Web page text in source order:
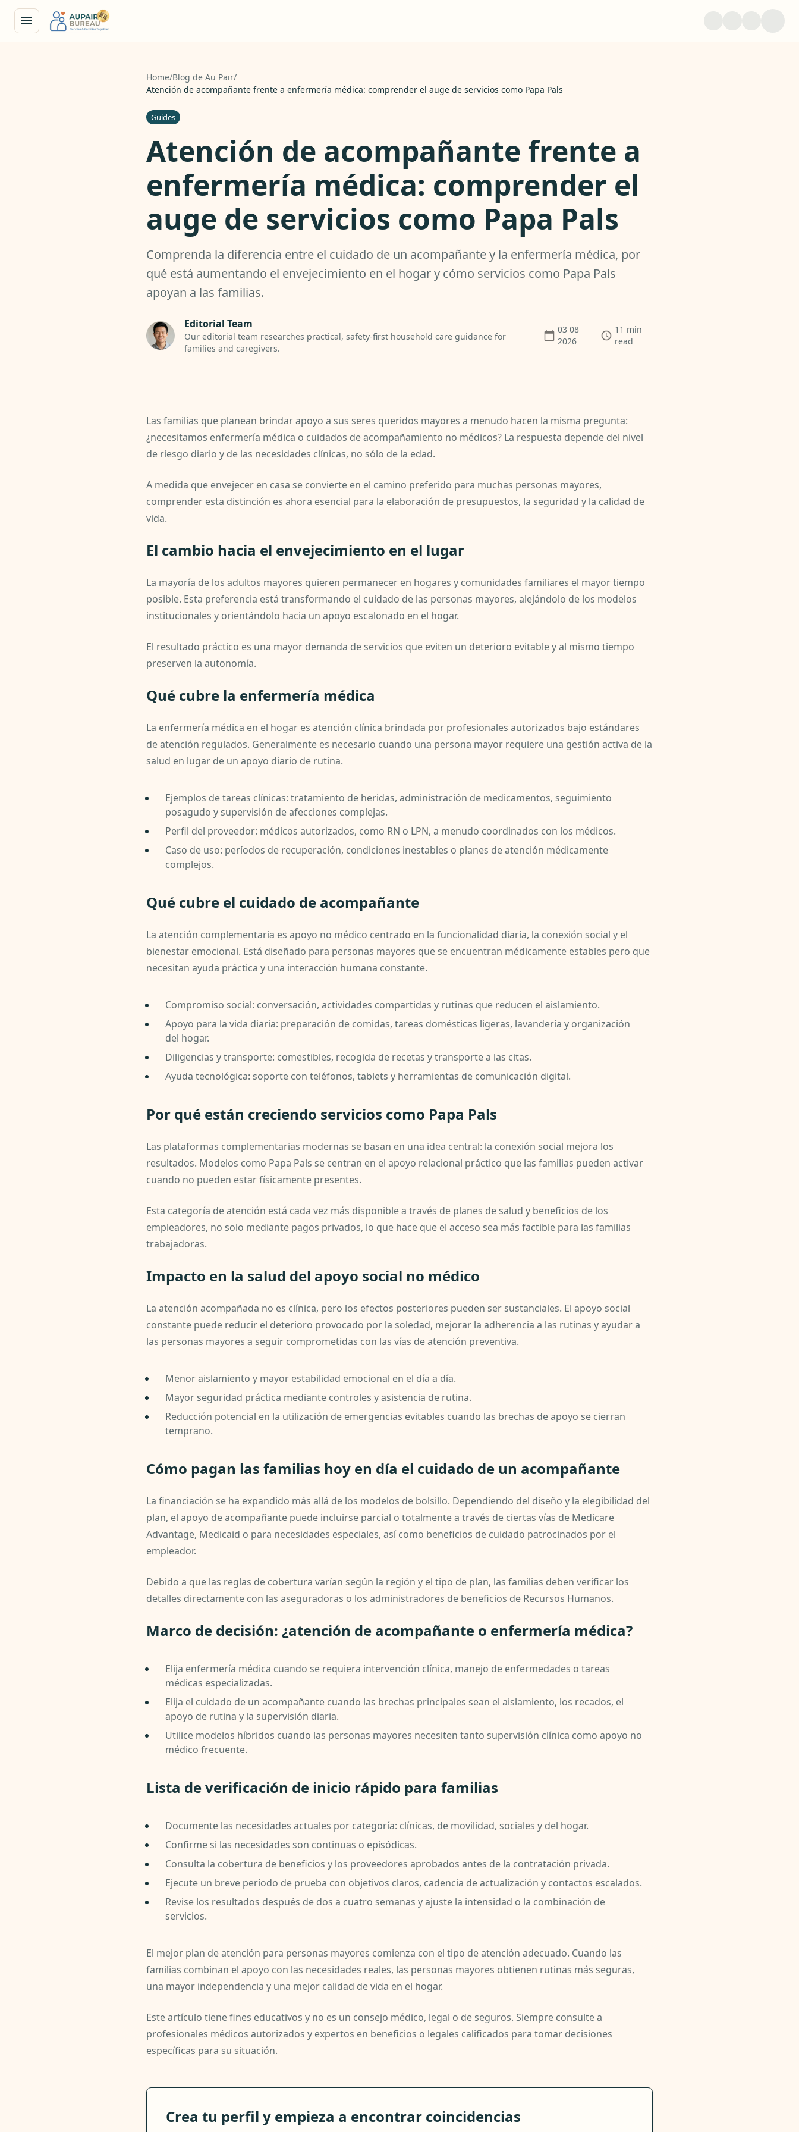
Home/Blog de Au Pair/
Atención de acompañante frente a enfermería médica: comprender el auge de servicios como Papa Pals
Guides
Atención de acompañante frente a
enfermería médica: comprender el
auge de servicios como Papa Pals
Comprenda la diferencia entre el cuidado de un acompañante y la enfermería médica, por
qué está aumentando el envejecimiento en el hogar y cómo servicios como Papa Pals
apoyan a las familias.
Editorial Team
Our editorial team researches practical, safety-first household care guidance for
families and caregivers.
03 08
2026
11 min
read
Las familias que planean brindar apoyo a sus seres queridos mayores a menudo hacen la misma pregunta:
¿necesitamos enfermería médica o cuidados de acompañamiento no médicos? La respuesta depende del nivel
de riesgo diario y de las necesidades clínicas, no sólo de la edad.
A medida que envejecer en casa se convierte en el camino preferido para muchas personas mayores,
comprender esta distinción es ahora esencial para la elaboración de presupuestos, la seguridad y la calidad de
vida.
El cambio hacia el envejecimiento en el lugar
La mayoría de los adultos mayores quieren permanecer en hogares y comunidades familiares el mayor tiempo
posible. Esta preferencia está transformando el cuidado de las personas mayores, alejándolo de los modelos
institucionales y orientándolo hacia un apoyo escalonado en el hogar.
El resultado práctico es una mayor demanda de servicios que eviten un deterioro evitable y al mismo tiempo
preserven la autonomía.
Qué cubre la enfermería médica
La enfermería médica en el hogar es atención clínica brindada por profesionales autorizados bajo estándares
de atención regulados. Generalmente es necesario cuando una persona mayor requiere una gestión activa de la
salud en lugar de un apoyo diario de rutina.
Ejemplos de tareas clínicas: tratamiento de heridas, administración de medicamentos, seguimiento
posagudo y supervisión de afecciones complejas.
Perfil del proveedor: médicos autorizados, como RN o LPN, a menudo coordinados con los médicos.
Caso de uso: períodos de recuperación, condiciones inestables o planes de atención médicamente
complejos.
Qué cubre el cuidado de acompañante
La atención complementaria es apoyo no médico centrado en la funcionalidad diaria, la conexión social y el
bienestar emocional. Está diseñado para personas mayores que se encuentran médicamente estables pero que
necesitan ayuda práctica y una interacción humana constante.
Compromiso social: conversación, actividades compartidas y rutinas que reducen el aislamiento.
Apoyo para la vida diaria: preparación de comidas, tareas domésticas ligeras, lavandería y organización
del hogar.
Diligencias y transporte: comestibles, recogida de recetas y transporte a las citas.
Ayuda tecnológica: soporte con teléfonos, tablets y herramientas de comunicación digital.
Por qué están creciendo servicios como Papa Pals
Las plataformas complementarias modernas se basan en una idea central: la conexión social mejora los
resultados. Modelos como Papa Pals se centran en el apoyo relacional práctico que las familias pueden activar
cuando no pueden estar físicamente presentes.
Esta categoría de atención está cada vez más disponible a través de planes de salud y beneficios de los
empleadores, no solo mediante pagos privados, lo que hace que el acceso sea más factible para las familias
trabajadoras.
Impacto en la salud del apoyo social no médico
La atención acompañada no es clínica, pero los efectos posteriores pueden ser sustanciales. El apoyo social
constante puede reducir el deterioro provocado por la soledad, mejorar la adherencia a las rutinas y ayudar a
las personas mayores a seguir comprometidas con las vías de atención preventiva.
Menor aislamiento y mayor estabilidad emocional en el día a día.
Mayor seguridad práctica mediante controles y asistencia de rutina.
Reducción potencial en la utilización de emergencias evitables cuando las brechas de apoyo se cierran
temprano.
Cómo pagan las familias hoy en día el cuidado de un acompañante
La financiación se ha expandido más allá de los modelos de bolsillo. Dependiendo del diseño y la elegibilidad del
plan, el apoyo de acompañante puede incluirse parcial o totalmente a través de ciertas vías de Medicare
Advantage, Medicaid o para necesidades especiales, así como beneficios de cuidado patrocinados por el
empleador.
Debido a que las reglas de cobertura varían según la región y el tipo de plan, las familias deben verificar los
detalles directamente con las aseguradoras o los administradores de beneficios de Recursos Humanos.
Marco de decisión: ¿atención de acompañante o enfermería médica?
Elija enfermería médica cuando se requiera intervención clínica, manejo de enfermedades o tareas
médicas especializadas.
Elija el cuidado de un acompañante cuando las brechas principales sean el aislamiento, los recados, el
apoyo de rutina y la supervisión diaria.
Utilice modelos híbridos cuando las personas mayores necesiten tanto supervisión clínica como apoyo no
médico frecuente.
Lista de verificación de inicio rápido para familias
Documente las necesidades actuales por categoría: clínicas, de movilidad, sociales y del hogar.
Confirme si las necesidades son continuas o episódicas.
Consulta la cobertura de beneficios y los proveedores aprobados antes de la contratación privada.
Ejecute un breve período de prueba con objetivos claros, cadencia de actualización y contactos escalados.
Revise los resultados después de dos a cuatro semanas y ajuste la intensidad o la combinación de
servicios.
El mejor plan de atención para personas mayores comienza con el tipo de atención adecuado. Cuando las
familias combinan el apoyo con las necesidades reales, las personas mayores obtienen rutinas más seguras,
una mayor independencia y una mejor calidad de vida en el hogar.
Este artículo tiene fines educativos y no es un consejo médico, legal o de seguros. Siempre consulte a
profesionales médicos autorizados y expertos en beneficios o legales calificados para tomar decisiones
específicas para su situación.
Crea tu perfil y empieza a encontrar coincidencias